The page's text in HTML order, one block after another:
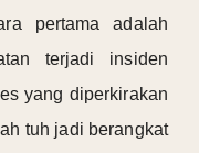
pertama adalah
terjadi insiden
yang diperkirakan
tuh jadi berangkat